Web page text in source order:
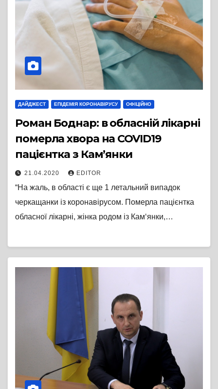
ДАЙДЖЕСТ ЕПІДЕМІЯ КОРОНАВІРУСУ ОФІЦІЙНО
Роман Боднар: в обласній лікарні
померла хвора на COVID19
пацієнтка з Кам’янки
21.04.2020 EDITOR
“На жаль, в області є ще 1 летальний випадок
черкащанки із коронавірусом. Померла пацієнтка
обласної лікарні, жінка родом із Кам‘янки,…